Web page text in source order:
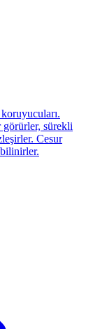
görürler, sürekli
Cesur